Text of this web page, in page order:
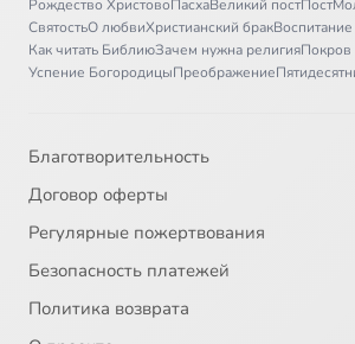
Рождество ХристовоПасхаВеликий постПост
СвятостьО любвиХристианский брак
Как читать БиблиюЗачем нужна религия
Успение БогородицыПреображение
Благотворительность
Договор оферты
Регулярные пожертвования
Безопасность платежей
Политика возврата